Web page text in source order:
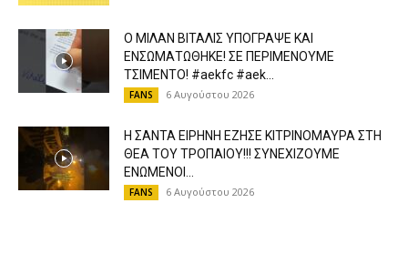
Ο ΜΙΛΑΝ ΒΙΤΑΛΙΣ ΥΠΟΓΡΑΨΕ ΚΑΙ
ΕΝΣΩΜΑΤΩΘΗΚΕ! ΣΕ ΠΕΡΙΜΕΝΟΥΜΕ
ΤΣΙΜΕΝΤΟ! #aekfc #aek...
FANS 6 Αυγούστου 2026
Η ΣΑΝΤΑ ΕΙΡΗΝΗ ΕΖΗΣΕ ΚΙΤΡΙΝΟΜΑΥΡΑ ΣΤΗ
ΘΕΑ ΤΟΥ ΤΡΟΠΑΙΟΥ!!! ΣΥΝΕΧΙΖΟΥΜΕ
ΕΝΩΜΕΝΟΙ...
FANS 6 Αυγούστου 2026